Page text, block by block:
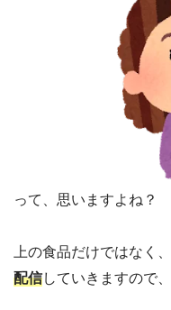
って、思いますよね？
上の食品だけではなく、
配信していきますので、